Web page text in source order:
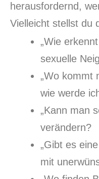
herausfordernd,
Vielleicht stellst du
„Wie
sexuelle
„Wo kommt
wie werde
„Kann man
verändern?
„Gibt es
mit